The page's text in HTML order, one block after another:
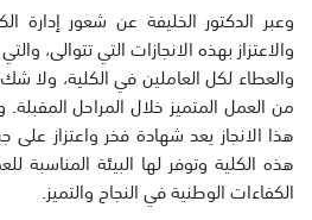
وعبر الدكتور الخليفة عن شعور إدارة
والاعتزاز بهذه الانجازات التي تتوالى،
والعطاء لكل العاملين في الكلية،
من العمل المتميز خلال المراحل
هذا الانجاز يعد شهادة فخر واعتزاز
هذه الكلية وتوفر لها البيئة المناسبة
الكفاءات الوطنية في النجاح والتميز.